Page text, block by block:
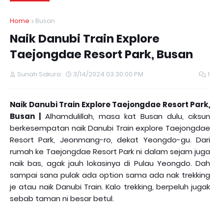
Home Busan
Naik Danubi Train Explore
Taejongdae Resort Park, Busan
Sunah Sakura 3/14/2024 03:30:00 PM 1
Naik Danubi Train Explore Taejongdae Resort Park,
Busan |
Alhamdulillah, masa kat Busan dulu, ciksun
berkesempatan naik Danubi Train explore Taejongdae
Resort Park, Jeonmang-ro, dekat Yeongdo-gu. Dari
rumah ke Taejongdae Resort Park ni dalam sejam juga
naik bas, agak jauh lokasinya di Pulau Yeongdo. Dah
sampai sana pulak ada option sama ada nak trekking
je atau naik Danubi Train. Kalo trekking, berpeluh jugak
sebab taman ni besar betul.